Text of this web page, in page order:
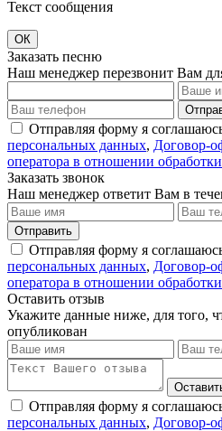
Текст сообщения
ОК
Заказать песню
Наш менеджер перезвонит Вам
Отправляя форму я
персональных данных, Договор-
оператора в отношении
Заказать звонок
Наш менеджер ответит Вам в
Отправить
Отправляя форму я
персональных данных, Договор-
оператора в отношении
Оставить отзыв
Укажите данные ниже, для того,
опубликован
Отправляя форму я
персональных данных, Договор-